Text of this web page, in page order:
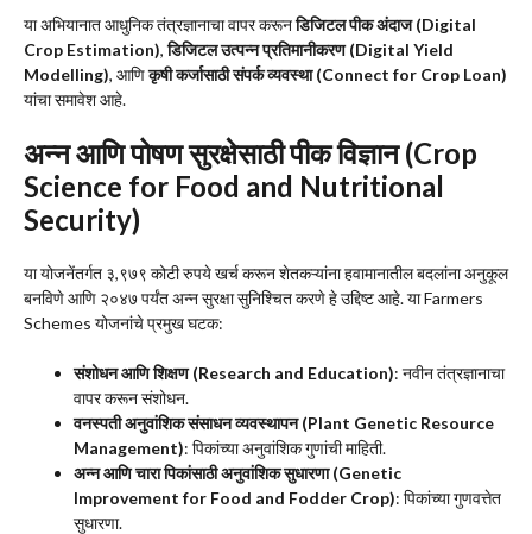
या अभियानात आधुनिक तंत्रज्ञानाचा वापर करूनडिजिटल पीक अंदाज (Digital
Crop Estimation),डिजिटल उत्पन्न प्रतिमानीकरण (Digital Yield
Modelling), आणिकृषी कर्जासाठी संपर्क व्यवस्था (Connect for Crop Loan)
यांचा समावेश आहे.
अन्न आणि पोषण सुरक्षेसाठी पीक विज्ञान (Crop
Science for Food and Nutritional
Security)
या योजनेंतर्गत ३,९७९ कोटी रुपये खर्च करून शेतकऱ्यांना हवामानातील बदलांना अनुकूल
बनविणे आणि २०४७ पर्यंत अन्न सुरक्षा सुनिश्चित करणे हे उद्दिष्ट आहे. या Farmers
Schemes योजनांचे प्रमुख घटक:
संशोधन आणि शिक्षण (Research and Education): नवीन तंत्रज्ञानाचा
वापर करून संशोधन.
वनस्पती अनुवांशिक संसाधन व्यवस्थापन (Plant Genetic Resource
Management): पिकांच्या अनुवांशिक गुणांची माहिती.
अन्न आणि चारा पिकांसाठी अनुवांशिक सुधारणा (Genetic
Improvement for Food and Fodder Crop): पिकांच्या गुणवत्तेत
सुधारणा.